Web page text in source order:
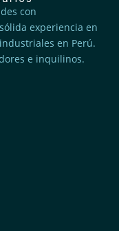
con
experiencia en
en Perú.
e inquilinos.